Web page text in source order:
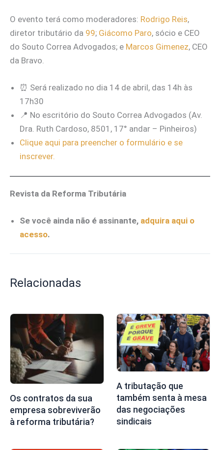
O evento terá como moderadores: Rodrigo Reis,
diretor tributário da 99; Giácomo Paro, sócio e CEO
do Souto Correa Advogados; e Marcos Gimenez, CEO
da Bravo.
⏰ Será realizado no dia 14 de abril, das 14h às
17h30
📍 No escritório do Souto Correa Advogados (Av.
Dra. Ruth Cardoso, 8501, 17° andar – Pinheiros)
Clique aqui para preencher o formulário e se
inscrever.
Revista da Reforma Tributária
Se você ainda não é assinante, adquira aqui o
acesso.
Relacionadas
Os contratos da sua
empresa sobreviverão
à reforma tributária?
A tributação que
também senta à mesa
das negociações
sindicais